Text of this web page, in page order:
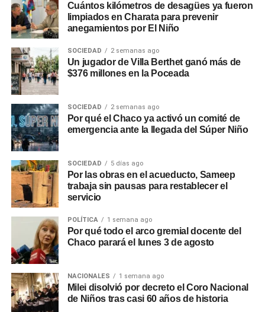
Cuántos kilómetros de desagües ya fueron
limpiados en Charata para prevenir
anegamientos por El Niño
SOCIEDAD 2 semanas ago
Un jugador de Villa Berthet ganó más de
$376 millones en la Poceada
SOCIEDAD 2 semanas ago
Por qué el Chaco ya activó un comité de
emergencia ante la llegada del Súper Niño
SOCIEDAD 5 días ago
Por las obras en el acueducto, Sameep
trabaja sin pausas para restablecer el
servicio
POLÍTICA 1 semana ago
Por qué todo el arco gremial docente del
Chaco parará el lunes 3 de agosto
NACIONALES 1 semana ago
Milei disolvió por decreto el Coro Nacional
de Niños tras casi 60 años de historia